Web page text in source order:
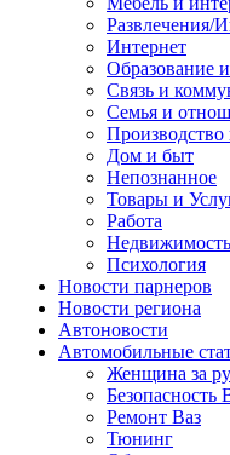
Развлечения/
Интернет
Образование
Связь и
Семья и
Дом и быт
Непознанное
Товары и
Работа
Недвижимость
Психология
Новости парнеров
Новости региона
Автоновости
Автомобильные
Женщина за
Безопасность
Ремонт Ваз
Тюнинг